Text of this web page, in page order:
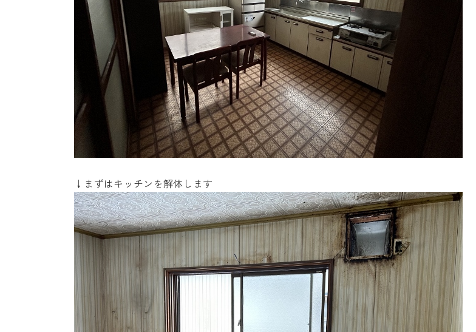
↓まずはキッチンを解体します